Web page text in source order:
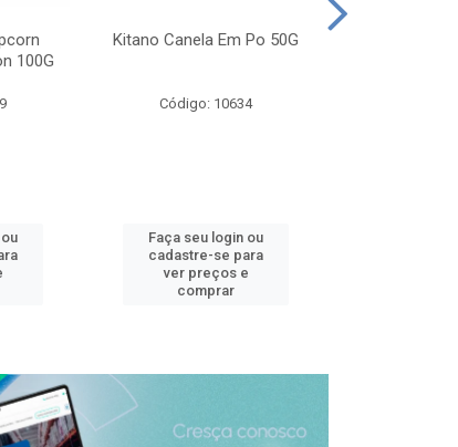
100G
Kitano Canela Em Po 50G
Código: 10634
Faça seu login ou
cadastre-se para
ver preços e
comprar